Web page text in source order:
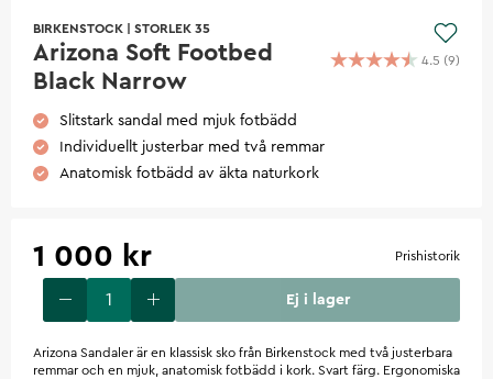
BIRKENSTOCK STORLEK 35
Arizona Soft Footbed
Black Narrow
4.5 (9)
Slitstark sandal med mjuk fotbädd
Individuellt justerbar med två remmar
Anatomisk fotbädd av äkta naturkork
1 000 kr Prishistorik
Ej i lager
Arizona Sandaler är en klassisk sko från Birkenstock med två justerbara
remmar och en mjuk, anatomisk fotbädd i kork. Svart färg. Ergonomiska